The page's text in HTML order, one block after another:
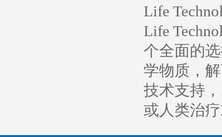
Life
Life
个全面的
学物质，
技术支持
或人类治